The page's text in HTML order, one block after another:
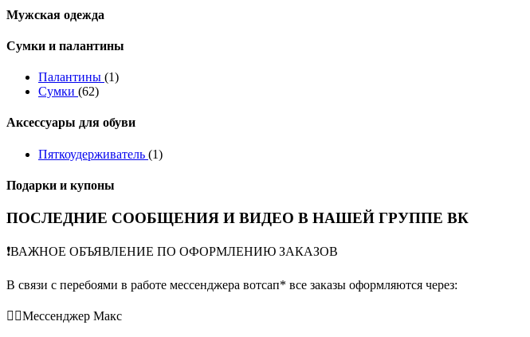
Мужская одежда
Сумки и палантины
Палантины (1)
Сумки (62)
Аксессуары для обуви
Пяткоудерживатель (1)
Подарки и купоны
ПОСЛЕДНИЕ СООБЩЕНИЯ И ВИДЕО В НАШЕЙ ГРУППЕ ВК
❗️ВАЖНОЕ ОБЪЯВЛЕНИЕ ПО ОФОРМЛЕНИЮ ЗАКАЗОВ
В связи с перебоями в работе мессенджера вотсап* все заказы оформляются через:
👉🏻Мессенджер Макс